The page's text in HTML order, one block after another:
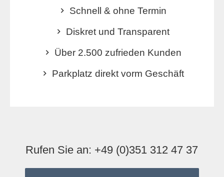
Schnell & ohne Termin
Diskret und Transparent
Über 2.500 zufrieden Kunden
Parkplatz direkt vorm Geschäft
Rufen Sie an: +49 (0)351 312 47 37